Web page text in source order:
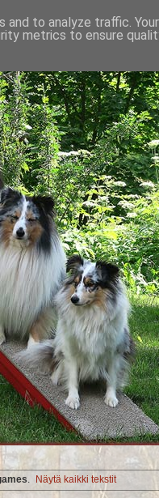
. Näytä kaikki tekstit
to analyze traffic.
metrics to ensure